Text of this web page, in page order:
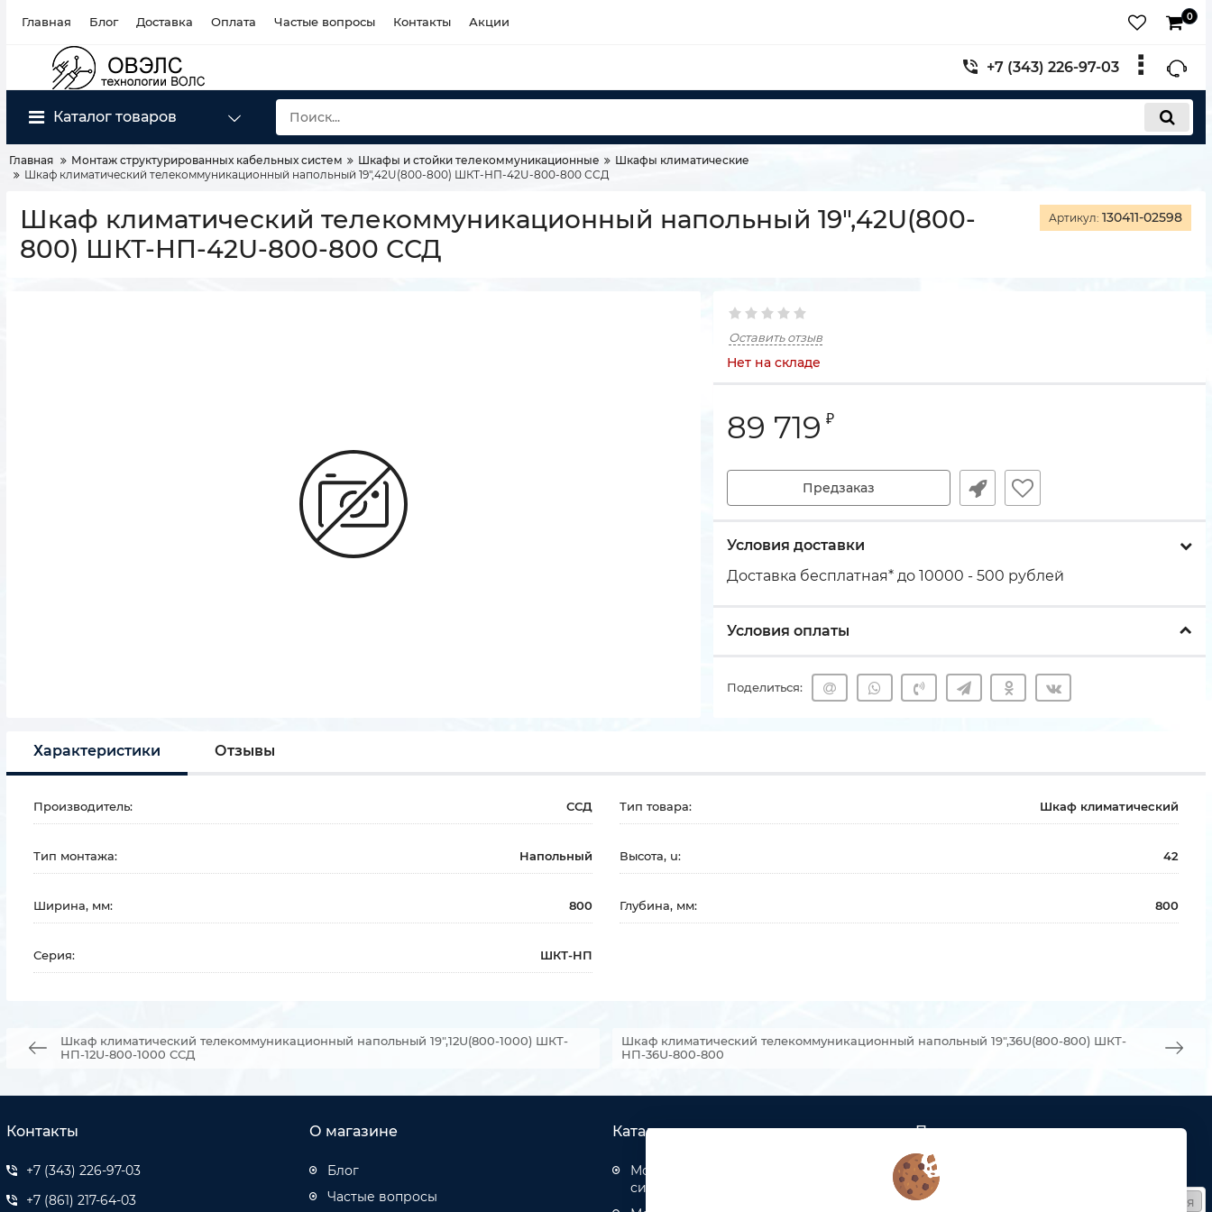
Главная Блог Доставка Оплата Частые вопросы Контакты Акции 0
+7 (343) 226-97-03
Каталог товаров
Главная Монтаж структурированных кабельных систем Шкафы и стойки телекоммуникационные
Шкафы климатические
Шкаф климатический телекоммуникационный напольный 19",42U(800-800) ШКТ-НП-42U-800-800 ССД
Шкаф климатический телекоммуникационный напольный 19",42U(800-
800) ШКТ-НП-42U-800-800 ССД
Артикул: 130411-02598
Оставить отзыв
Нет на складе
89 719 ₽
Предзаказ
Условия доставки
Доставка бесплатная* до 10000 - 500 рублей
Условия оплаты
Поделиться:
Характеристики Отзывы
Производитель: ССД Тип товара: Шкаф климатический
Тип монтажа: Напольный Высота, u: 42
Ширина, мм: 800 Глубина, мм: 800
Серия: ШКТ-НП
Шкаф климатический телекоммуникационный напольный 19",12U(800-1000) ШКТ-
НП-12U-800-1000 ССД
Шкаф климатический телекоммуникационный напольный 19",36U(800-800) ШКТ-
НП-36U-800-800
Контакты
+7 (343) 226-97-03
+7 (861) 217-64-03
О магазине
Блог
Частые вопросы
Каталог товаров
Монтаж структурированных кабельных
систем
Подписка
Получайте только полезные статьи!
Подписаться